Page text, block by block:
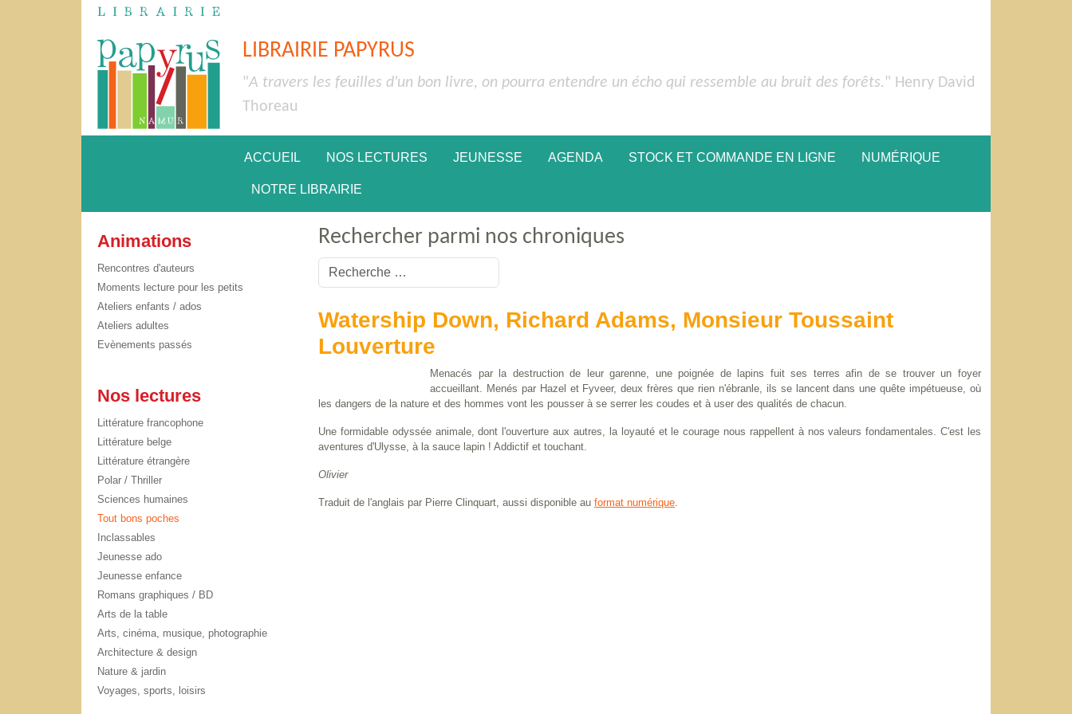
LIBRAIRIE PAPYRUS
"A travers les feuilles d'un bon livre, on pourra entendre un écho qui ressemble au bruit des forêts. " Henry David
Thoreau
ACCUEIL NOS LECTURES JEUNESSE AGENDA STOCK ET COMMANDE EN LIGNE NUMÉRIQUE
NOTRE LIBRAIRIE
Animations
Rencontres d'auteurs
Moments lecture pour les petits
Ateliers enfants / ados
Ateliers adultes
Evènements passés
Nos lectures
Littérature francophone
Littérature belge
Littérature étrangère
Polar / Thriller
Sciences humaines
Tout bons poches
Inclassables
Jeunesse ado
Jeunesse enfance
Romans graphiques / BD
Arts de la table
Arts, cinéma, musique, photographie
Architecture & design
Nature & jardin
Voyages, sports, loisirs
Rechercher parmi nos chroniques
Valider
Watership Down, Richard Adams, Monsieur Toussaint
Louverture
Menacés par la destruction de leur garenne, une poignée de lapins fuit ses terres afin de se trouver un foyer
accueillant. Menés par Hazel et Fyveer, deux frères que rien n'ébranle, ils se lancent dans une quête impétueuse, où
les dangers de la nature et des hommes vont les pousser à se serrer les coudes et à user des qualités de chacun.
Une formidable odyssée animale, dont l'ouverture aux autres, la loyauté et le courage nous rappellent à nos valeurs fondamentales. C'est les
aventures d'Ulysse, à la sauce lapin ! Addictif et touchant.
Olivier
Traduit de l'anglais par Pierre Clinquart, aussi disponible au format numérique.